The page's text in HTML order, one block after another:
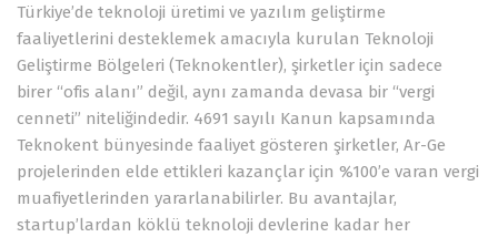
Türkiye’de teknoloji üretimi ve yazılım geliştirme
faaliyetlerini desteklemek amacıyla kurulan Teknoloji
Geliştirme Bölgeleri (Teknokentler), şirketler için sadece
birer “ofis alanı” değil, aynı zamanda devasa bir “vergi
cenneti” niteliğindedir. 4691 sayılı Kanun kapsamında
Teknokent bünyesinde faaliyet gösteren şirketler, Ar-Ge
projelerinden elde ettikleri kazançlar için %100’e varan vergi
muafiyetlerinden yararlanabilirler. Bu avantajlar,
startup’lardan köklü teknoloji devlerine kadar her